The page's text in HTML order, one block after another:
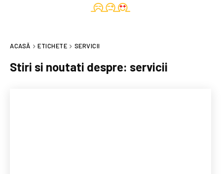
ACASĂ ETICHETE SERVICII
Stiri si noutati despre: servicii